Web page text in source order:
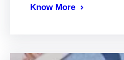
Know More